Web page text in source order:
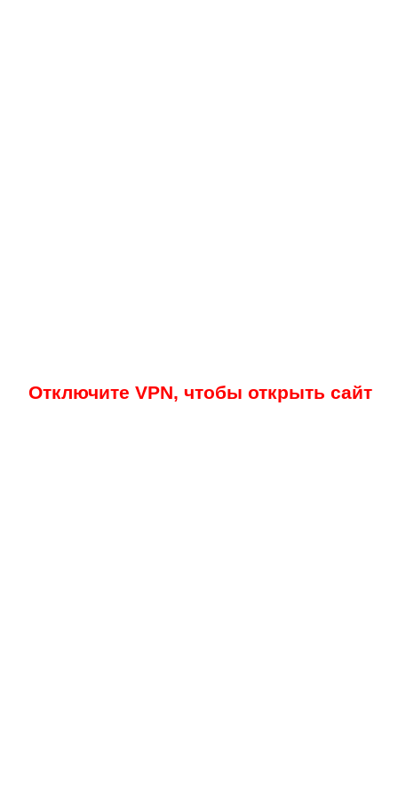
Отключите VPN, чтобы открыть сайт